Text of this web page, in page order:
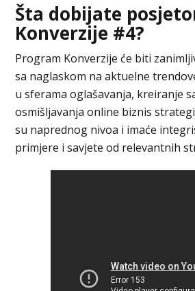
Šta dobijate
Konverzije #4?
Program Konverzije će biti
sa naglaskom na aktuelne
u sferama oglašavanja, kreiranje
osmišljavanja online biznis
su naprednog nivoa i imaće
primjere i savjete od relevantnih